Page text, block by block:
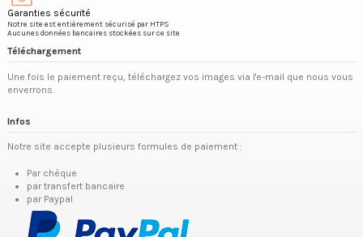
Garanties sécurité
Notre site est entièrement sécurisé par HTPS
Aucunes données bancaires stockées sur ce site
Téléchargement
Une fois le paiement reçu, téléchargez vos images via l'e-mail que nous vous
enverrons.
Infos
Notre site accepte plusieurs formules de paiement :
Par chèque
par transfert bancaire
par Paypal